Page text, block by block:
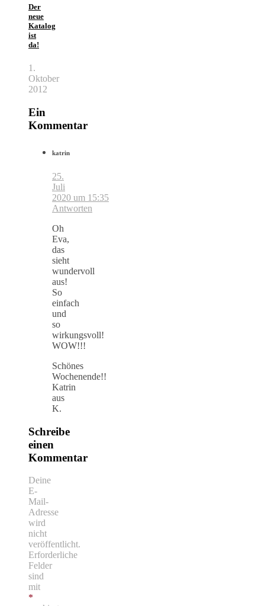
Der
neue
Katalog
ist
da!
1.
Oktober
2012
Ein
Kommentar
katrin
25.
Juli
2020 um 15:35
Antworten
Oh
Eva,
das
sieht
wundervoll
aus!
So
einfach
und
so
wirkungsvoll!
WOW!!!
Schönes
Wochenende!!
Katrin
aus
K.
Schreibe
einen
Kommentar
Deine
E-
Mail-
Adresse
wird
nicht
veröffentlicht.
Erforderliche
Felder
sind
mit
*